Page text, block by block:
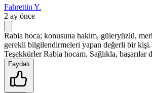
Fahrettin Y.
2 ay önce
Rabia hoca; konusuna hakim, güleryüzlü,
gerekli bilgilendirmeleri yapan değerli bir kişi.
Teşekkürler Rabia hocam. Sağlıkla, başarılar
Faydalı